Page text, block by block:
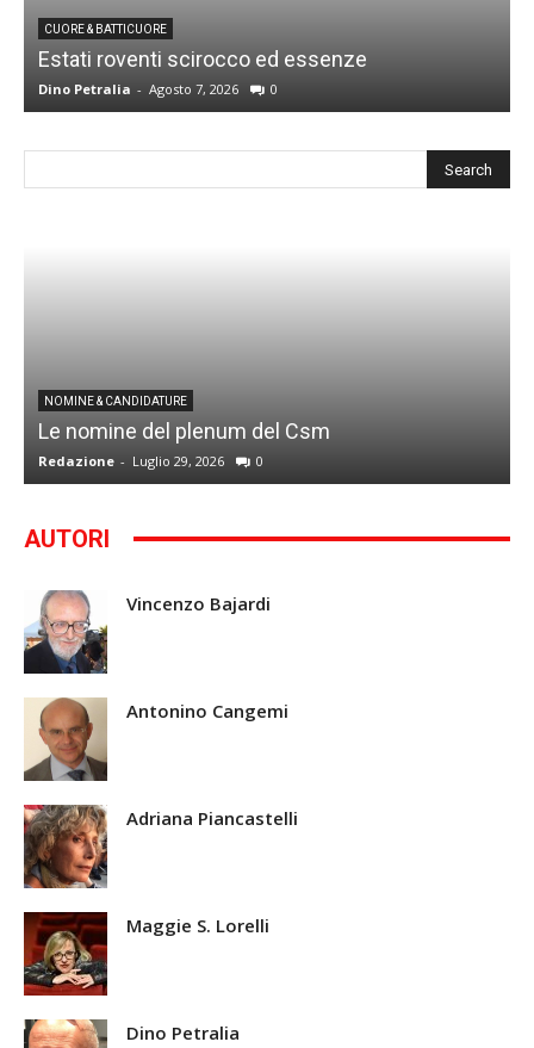
CUORE & BATTICUORE
Estati roventi scirocco ed essenze
Dino Petralia - Agosto 7, 2026 0
NOMINE & CANDIDATURE
Le nomine del plenum del Csm
Redazione - Luglio 29, 2026 0
AUTORI
Vincenzo Bajardi
Antonino Cangemi
Adriana Piancastelli
Maggie S. Lorelli
Dino Petralia